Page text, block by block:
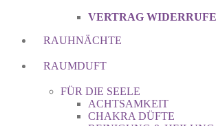
VERTRAG
RAUHNÄCHTE
RAUMDUFT
FÜR DIE SEELE
ACHTSAMKEIT
CHAKRA DÜFTE